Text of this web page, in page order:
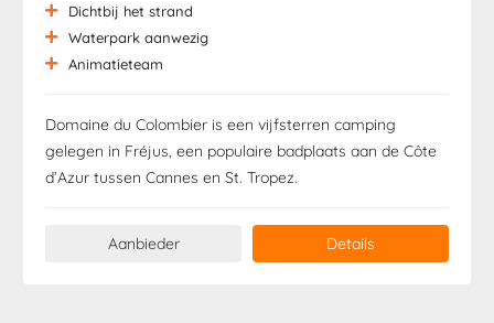
Dichtbij het strand
Waterpark aanwezig
Animatieteam
Domaine du Colombier is een vijfsterren camping
gelegen in Fréjus, een populaire badplaats aan de Côte
d’Azur tussen Cannes en St. Tropez.
Aanbieder Details